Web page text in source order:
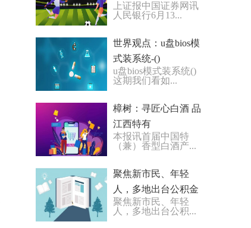
期逆回购中标利率下
态
上证报中国证券网讯
人民银行6月13...
世界观点：u盘bios模
式装系统-()
u盘bios模式装系统()
这期我们看如...
樟树：寻匠心白酒 品
江西特有
本报讯首届中国特
（兼）香型白酒产...
聚焦新市民、年轻
人，多地出台公积金
新政
聚焦新市民、年轻
人，多地出台公积...